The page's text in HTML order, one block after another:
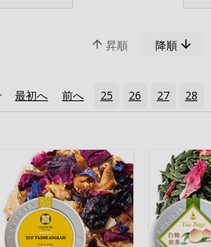
昇順 降順
最初へ 前へ 25 26 27 28